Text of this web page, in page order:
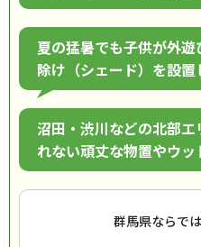
夏の猛暑でも子供が外
除け（シェード）を設置
沼田・渋川などの北部
れない頑丈な物置やウッ
群馬県ならで